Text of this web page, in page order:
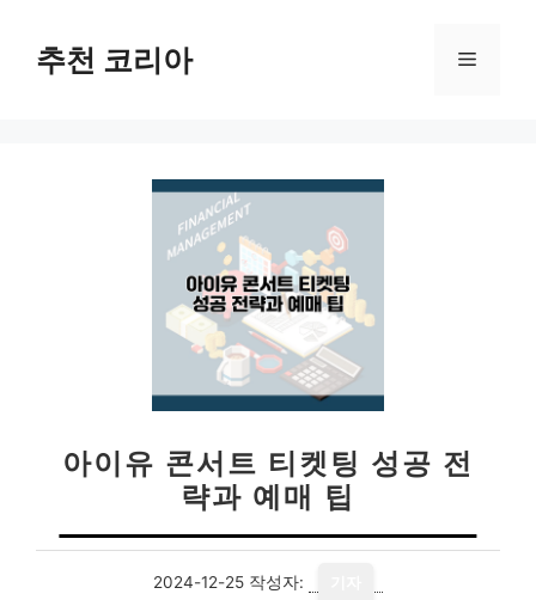
추천 코리아 메
아이유 콘서트 티켓팅 성공 전
략과 예매 팁
2024-12-25 작성자: